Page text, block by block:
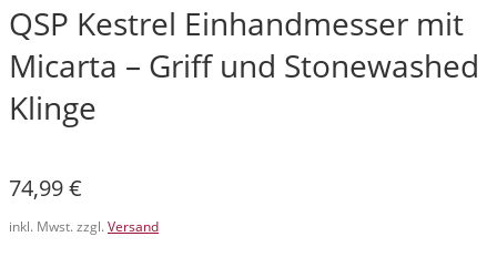
QSP Kestrel Einhandmesser mit
Micarta – Griff und Stonewashed
Klinge
74,99€
inkl. Mwst. zzgl. Versand